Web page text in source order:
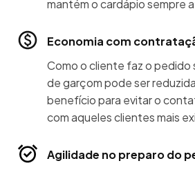
mantém o cardápio sempre
Economia com
Como o cliente faz o pedido
de garçom pode ser
benefício para evitar o
com aqueles clientes mais
Agilidade no preparo do